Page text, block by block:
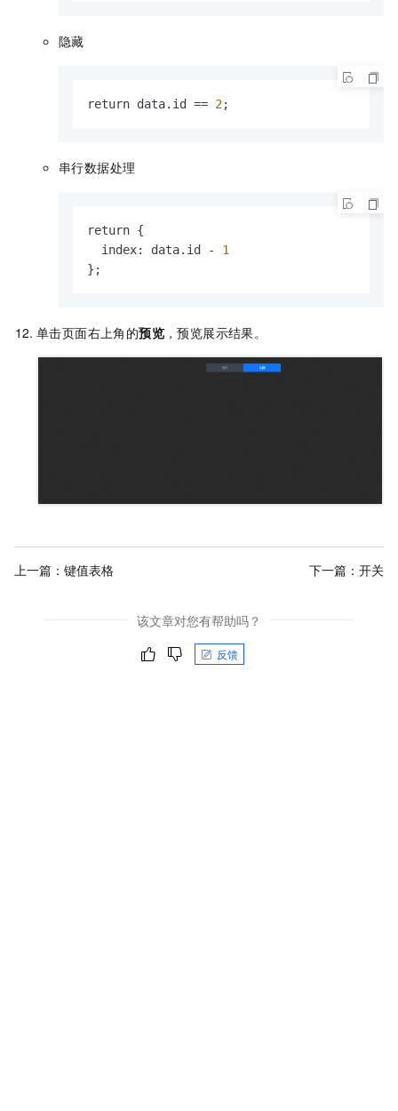
隐藏
return data.id == 2;
串行数据处理
return {
  index
: data.id - 1
} ;
单击页面右上角的预览 ，预览展示结果。
上一篇： 键值表格 下一篇： 开关
该文章对您有帮助吗？
反馈